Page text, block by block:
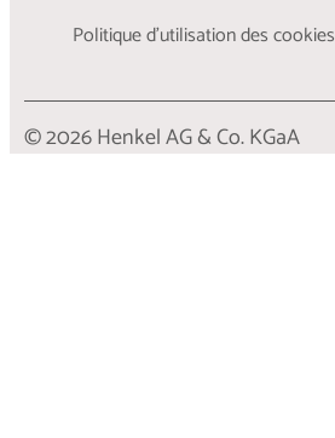
Politique d’utilisation des cookies
© 2026 Henkel AG & Co. KGaA